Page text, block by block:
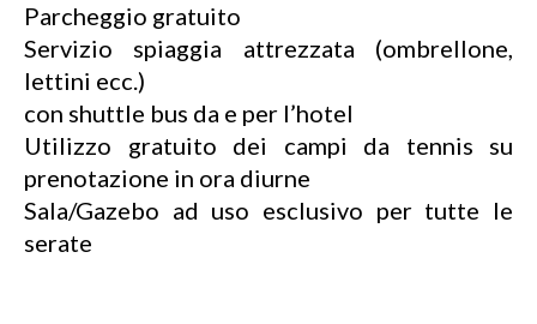
Parcheggio gratuito
Servizio spiaggia attrezzata (ombrellone,
lettini ecc.)
con shuttle bus da e per l’hotel
Utilizzo gratuito dei campi da tennis su
prenotazione in ora diurne
Sala/Gazebo ad uso esclusivo per tutte le
serate